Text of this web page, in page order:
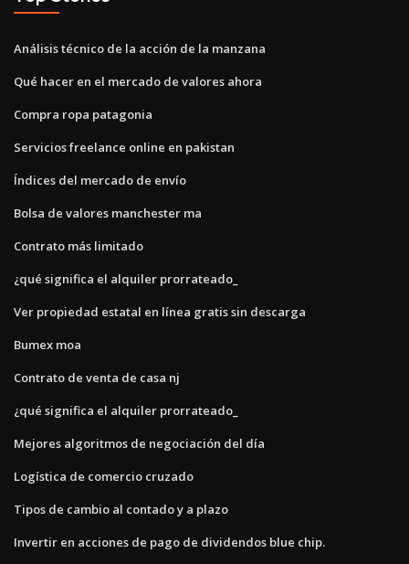
Análisis técnico de la acción de la manzana
Qué hacer en el mercado de valores ahora
Compra ropa patagonia
Servicios freelance online en pakistan
Índices del mercado de envío
Bolsa de valores manchester ma
Contrato más limitado
¿qué significa el alquiler prorrateado_
Ver propiedad estatal en línea gratis sin descarga
Bumex moa
Contrato de venta de casa nj
¿qué significa el alquiler prorrateado_
Mejores algoritmos de negociación del día
Logística de comercio cruzado
Tipos de cambio al contado y a plazo
Invertir en acciones de pago de dividendos blue chip.